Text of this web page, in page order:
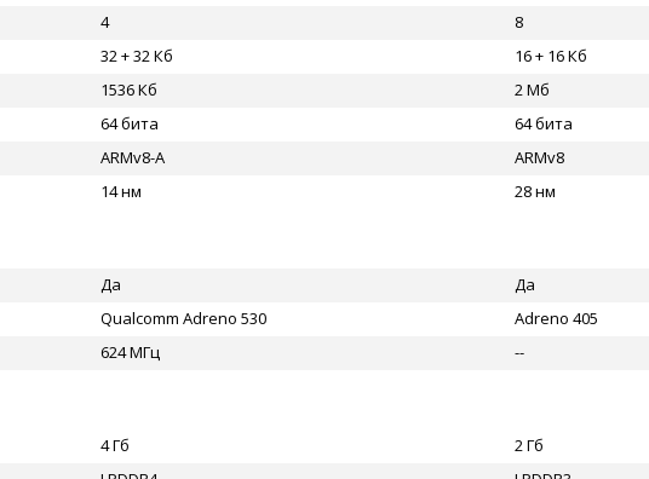
4
8
32 + 32 Кб
16 + 16 Кб
1536 Кб
2 Мб
64 бита
64 бита
ARMv8-A
ARMv8
14 нм 28 нм
Да
Да
Qualcomm Adreno 530
Adreno 405
624 МГц --
4 Гб
2 Гб